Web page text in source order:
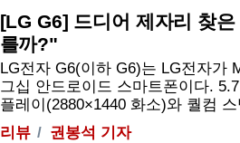
[LG G6] 드디어 제자리 찾
를까?"
LG전자 G6(이하 G6)는 LG전자가
그십 안드로이드 스마트폰이다.
플레이(2880×1440 화소)와 퀄컴
리뷰
권봉석 기자